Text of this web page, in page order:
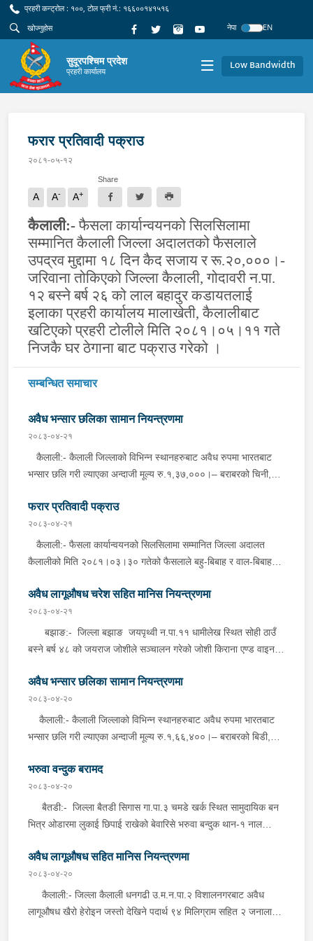
प्रहरी कन्ट्रोल : १००, टोल फ्री नं.: १६६००१४१५१६
नेपा
EN
सुदूरपश्चिम प्रदेश
प्रहरी कार्यालय Low Bandwidth
फरार प्रतिवादी पक्राउ
२०८१-०५-१२
A A- A+
Share
कैलाली:- फैसला कार्यान्वयनको सिलसिलामा
सम्मानित कैलाली जिल्ला अदालतको फैसलाले
उपद्रव मुद्दामा १८ दिन कैद सजाय र रू.२०,०००।-
जरिवाना तोकिएको जिल्ला कैलाली,गोदावरी न.पा.
१२ बस्ने बर्ष २६ को लाल बहादुर कडायतलाई
इलाका प्रहरी कार्यालय मालाखेती,कैलालीबाट
खटिएको प्रहरी टोलीले मिति २०८१।०५।११ गते
निजकै घर ठेगाना बाट पक्राउ गरेको ।
सम्बन्धित समाचार
अवैध भन्सार छलिका सामान नियन्त्रणमा
२०८३-०४-२१
कैलाली:- कैलाली जिल्लाको विभिन्न स्थानहरुबाट अवैध रुपमा भारतबाट
भन्सार छलि गरी ल्याएका अन्दाजी मूल्य रु.१,३७,०००।– बराबरको चिनी,
जिल्ला प्रहरी कार्यालय कैलाली तथा मातहत कार्यालयबाट खटिएको प्रहरीले
बेवारिसे अवस्थामा फेला पारी आवश्यक प्रक्रिया पुरा गरी नियन्त्रणमा लिएको
छ । कञ्चनपुर:- कञ्चनपुर जिल्लाको विभिन्न स्थानहरुबाट अवैध रुपमा
भारतबाट भन्सार छलि गरी ल्याएका अन्दाजी मूल्य रु.२९,६००।– बराबरको
बुधबार जिल्ला प्रहरी कार्यालय कञ्चनपुर मातहत कार्यालयबाट खटिएको
प्रहरीले बेवारिसे अवस्थामा फेला पारी आवश्यक प्रक्रिया पुरा गरी
नियन्त्रणमा लिएको छ ।
फरार प्रतिवादी पक्राउ
२०८३-०४-२१
कैलाली:- फैसला कार्यान्वयनको सिलसिलामा सम्मानित जिल्ला अदालत
कैलालीको मिति २०८१।०३।३० गतेको फैसलाले बहु-बिबाह र वाल-बिबाह
तोकिएको टिकापुर न.पा.१ बस्ने बर्ष ४७ को तिला चन्द्र शर्मालाई इलाका
प्रहरी कार्यालय टिकापुर, कैलालीबाट खटिएको प्रहरीले बुधबार दिउँसो निजकै
घर ठेगानाबाट पक्राउ गरेको छ ।
अवैध लागूऔषध चरेश सहित मानिस नियन्त्रणमा
२०८३-०४-२१
बझाङ:- जिल्ला बझाङ जयपृथ्वी न.पा.११ धामीलेख स्थित सोही ठाउँ
बस्ने बर्ष ४८ को जयराज जोशीले सञ्चालन गरेको जोशी किराना एण्ड वाइन
पदार्थ, तौल गर्ने हाते तराजु थान-१ र नगद रु.१२,४००।- सहित बुधबार
दिउँसो प्रहरीले पक्राउ गरेको छ । जिल्ला प्रहरी कार्यालय बझाङबाट
खटिएको प्रहरी टोलीले निजले सञ्चालन गरेको पसलमा खानतलासी गर्दा
पसल भित्र लुकाई छिपाई राखेको अवस्थामा उक्त पदार्थ फेला पारी पक्राउ
अवैध भन्सार छलिका सामान नियन्त्रणमा
२०८३-०४-२०
कैलाली:- कैलाली जिल्लाको विभिन्न स्थानहरुबाट अवैध रुपमा भारतबाट
भन्सार छलि गरी ल्याएका अन्दाजी मूल्य रु.१,६६,४००।– बराबरको बिडी,
कार्यालय कैलाली तथा मातहत कार्यालयबाट खटिएको प्रहरीले बेवारिसे
अवस्थामा फेला पारी आवश्यक प्रक्रिया पुरा गरी नियन्त्रणमा लिएको छ ।
कञ्चनपुर:- कञ्चनपुर जिल्लाको विभिन्न स्थानहरुबाट अवैध रुपमा भारतबाट
भन्सार छलि गरी ल्याएका अन्दाजी मूल्य रु.८२,७९०।– बराबरको पेय पदार्थ,
जिल्ला प्रहरी कार्यालय कञ्चनपुर मातहत कार्यालयबाट खटिएको प्रहरीले
बेवारिसे अवस्थामा फेला पारी आवश्यक प्रक्रिया पुरा गरी नियन्त्रणमा लिएको
छ ।
भरुवा वन्दुक बरामद
२०८३-०४-२०
बैतडी:- जिल्ला बैतडी सिगास गा.पा.३ चमडे खर्क स्थित सामुदायिक बन
भित्र ओडारमा लुकाई छिपाई राखेको बेवारिसे भरुवा बन्दुक थान-१ नाल
चौकी गाँजरी, बैतडीबाट खटिएको प्रहरीले उक्त ओडारमा लुकाई छिपाई
बेवारिसे अवस्थामा फेला पारी बरामद गरेको छ । यस सम्बन्धमा प्रहरीले थप
अनुसन्धान गरिरहेको छ ।
अवैध लागूऔषध सहित मानिस नियन्त्रणमा
२०८३-०४-२०
कैलाली:- जिल्ला कैलाली धनगढी उ.म.न.पा.२ विशालनगरबाट अवैध
लागूऔषध खैरो हेरोइन जस्तो देखिने पदार्थ ९४ मिलिग्राम सहित २ जनालाई